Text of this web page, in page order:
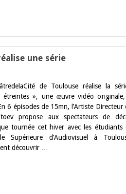
une série
de Toulouse réalise la
étreintes », une œuvre vidéo
6 épisodes de 15mn, l’Artiste
propose aux spectateurs de
tournée cet hiver avec les étudiants
Supérieure d’Audiovisuel à
découvrir …